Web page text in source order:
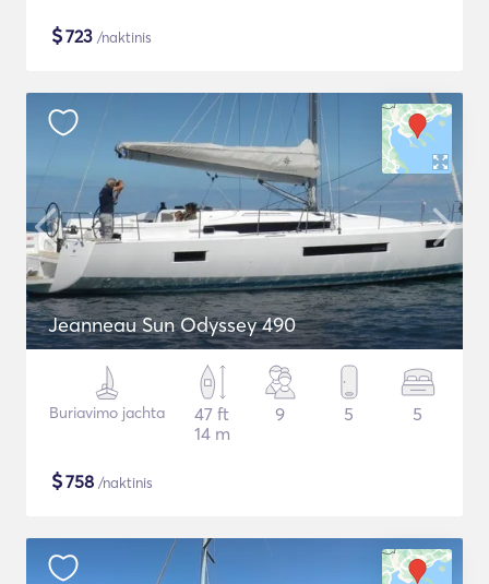
$723 /naktinis
Jeanneau Sun Odyssey 490
Buriavimo jachta
47 ft
14 m
9 5 5
$758 /naktinis